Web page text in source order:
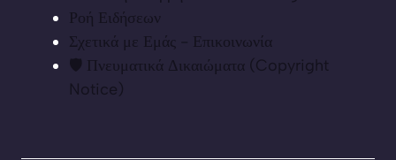
Ροή Ειδήσεων
Σχετικά με Εμάς - Επικοινωνία
🛡️ Πνευματικά Δικαιώματα (Copyright
Notice)